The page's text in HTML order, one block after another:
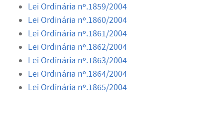
Lei Ordinária nº.1859/2004
Lei Ordinária nº.1860/2004
Lei Ordinária nº.1861/2004
Lei Ordinária nº.1862/2004
Lei Ordinária nº.1863/2004
Lei Ordinária nº.1864/2004
Lei Ordinária nº.1865/2004